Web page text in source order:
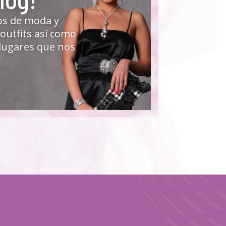
de moda y
así como
que nos